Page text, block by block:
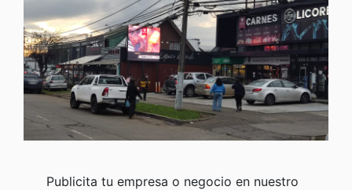
Publicita tu empresa o negocio en nuestro